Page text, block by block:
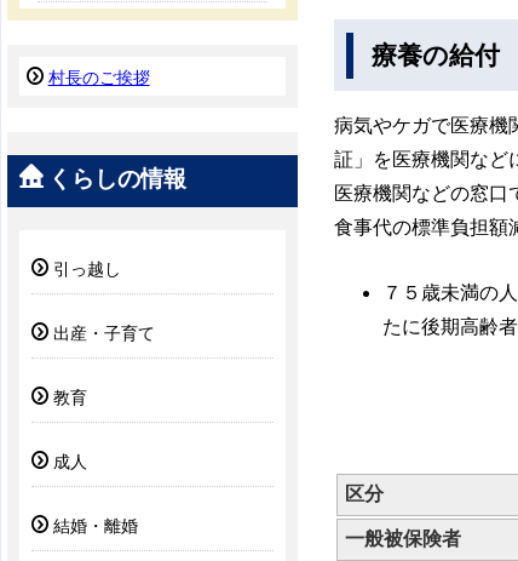
村長のご挨拶
くらしの情報
引っ越し
出産・子育て
教育
成人
結婚・離婚
療養の給付
病気やケガで医療機
証」を医療機関など
医療機関などの窓
食事代の標準負担額
７５歳未満の
たに後期高齢
区分
一般被保険者